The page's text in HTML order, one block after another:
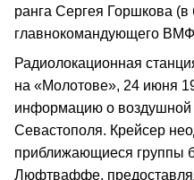
ранга Сергея Горшкова
главнокомандующего
Радиолокационная
на «Молотове», 24 июня
информацию о воздушной
Севастополя. Крейсер
приближающиеся группы
Люфтваффе,